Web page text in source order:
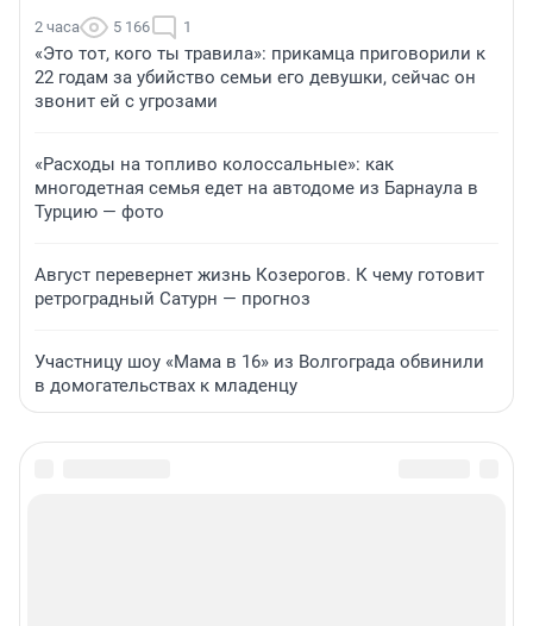
2 часа 5 166 1
«Это тот, кого ты травила»: прикамца приговорили к
22 годам за убийство семьи его девушки, сейчас он
звонит ей с угрозами
«Расходы на топливо колоссальные»: как
многодетная семья едет на автодоме из Барнаула в
Турцию — фото
Август перевернет жизнь Козерогов. К чему готовит
ретроградный Сатурн — прогноз
Участницу шоу «Мама в 16» из Волгограда обвинили
в домогательствах к младенцу